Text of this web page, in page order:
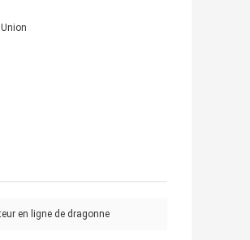
en ligne de dragonne